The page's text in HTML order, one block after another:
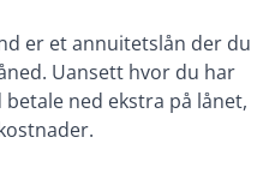
er et annuitetslån der du
Uansett hvor du har
ned ekstra på lånet,